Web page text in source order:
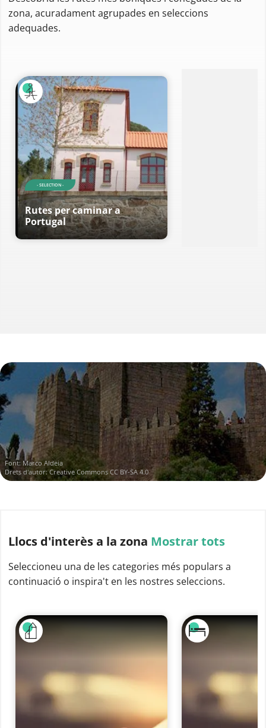
zona, acuradament agrupades en seleccions
adequades.
- SELECTION -
Rutes per caminar a
Portugal
Font: Marco Aldeia
Drets d'autor:Creative Commons CC BY-SA 4.0
Llocs d'interèsa la zona Mostrar tots
Seleccioneu una de les categories més populars a
continuació o inspira't en les nostres seleccions.